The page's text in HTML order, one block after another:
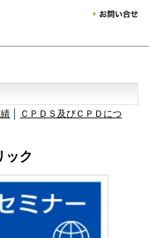
ＣＰＤＳ及びＣＰＤにつ
ック